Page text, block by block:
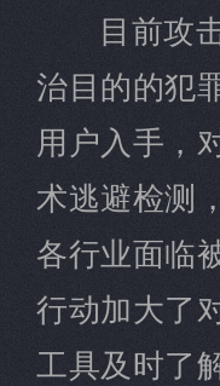
目前攻
治目的的犯
用户入手，
术逃避检测
各行业面临
行动加大了
工具及时了